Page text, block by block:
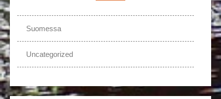
Suomessa
Uncategorized